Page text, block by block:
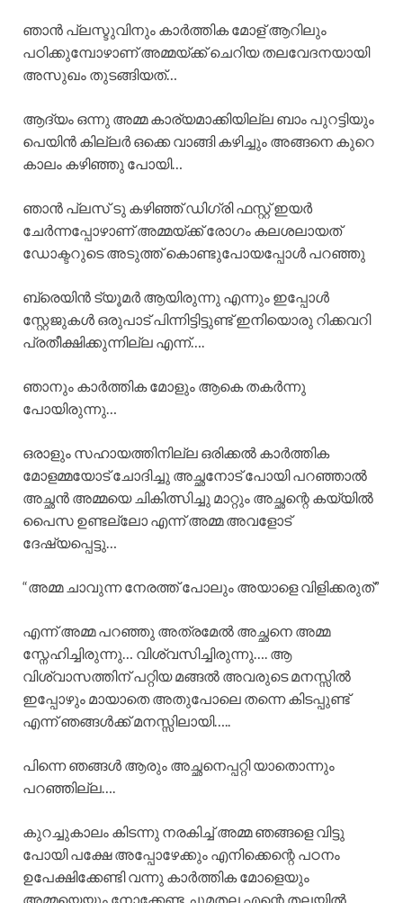
ഞാൻ പ്ലസ്ടുവിനും കാർത്തിക മോള് ആറിലും
പഠിക്കുമ്പോഴാണ് അമ്മയ്ക്ക് ചെറിയ തലവേദനയായി
അസുഖം തുടങ്ങിയത്…
ആദ്യം ഒന്നു അമ്മ കാര്യമാക്കിയില്ല ബാം പുറട്ടിയും
പെയിൻ കില്ലർ ഒക്കെ വാങ്ങി കഴിച്ചും അങ്ങനെ കുറെ
കാലം കഴിഞ്ഞു പോയി…
ഞാൻ പ്ലസ് ടു കഴിഞ്ഞ് ഡിഗ്രി ഫസ്റ്റ് ഇയർ
ചേർന്നപ്പോഴാണ് അമ്മയ്ക്ക് രോഗം കലശലായത്
ഡോക്ടറുടെ അടുത്ത് കൊണ്ടുപോയപ്പോൾ പറഞ്ഞു
ബ്രെയിൻ ട്യൂമർ ആയിരുന്നു എന്നും ഇപ്പോൾ
സ്റ്റേജുകൾ ഒരുപാട് പിന്നിട്ടിട്ടുണ്ട് ഇനിയൊരു റിക്കവറി
പ്രതീക്ഷിക്കുന്നില്ല എന്ന്….
ഞാനും കാർത്തിക മോളും ആകെ തകർന്നു
പോയിരുന്നു…
ഒരാളും സഹായത്തിനില്ല ഒരിക്കൽ കാർത്തിക
മോളമ്മയോട് ചോദിച്ചു അച്ഛനോട് പോയി പറഞ്ഞാൽ
അച്ഛൻ അമ്മയെ ചികിത്സിച്ചു മാറ്റും അച്ഛന്റെ കയ്യിൽ
പൈസ ഉണ്ടല്ലോ എന്ന് അമ്മ അവളോട്
ദേഷ്യപ്പെട്ടു…
“അമ്മ ചാവുന്ന നേരത്ത് പോലും അയാളെ വിളിക്കരുത്”
എന്ന് അമ്മ പറഞ്ഞു അത്രമേൽ അച്ഛനെ അമ്മ
സ്നേഹിച്ചിരുന്നു… വിശ്വസിച്ചിരുന്നു…. ആ
വിശ്വാസത്തിന് പറ്റിയ മങ്ങൽ അവരുടെ മനസ്സിൽ
ഇപ്പോഴും മായാതെ അതുപോലെ തന്നെ കിടപ്പുണ്ട്
എന്ന് ഞങ്ങൾക്ക് മനസ്സിലായി…..
പിന്നെ ഞങ്ങൾ ആരും അച്ഛനെപ്പറ്റി യാതൊന്നും
പറഞ്ഞില്ല….
കുറച്ചുകാലം കിടന്നു നരകിച്ച് അമ്മ ഞങ്ങളെ വിട്ടു
പോയി പക്ഷേ അപ്പോഴേക്കും എനിക്കെന്റെ പഠനം
ഉപേക്ഷിക്കേണ്ടി വന്നു കാർത്തിക മോളെയും
അമ്മയെയും നോക്കേണ്ട ചുമതല എന്റെ തലയിൽ